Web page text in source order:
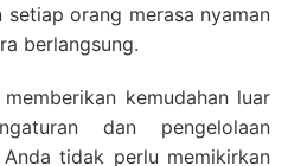
orang merasa nyaman
berlangsung.
kemudahan luar
dan pengelolaan
tidak perlu memikirkan